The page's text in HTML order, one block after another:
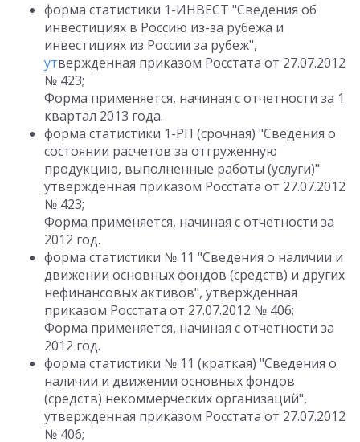
форма статистики 1-ИНВЕСТ "Сведения об
инвестициях в Россию из-за рубежа и
инвестициях из России за рубеж",
утвержденная приказом Росстата от 27.07.2012
№ 423;
Форма применяется, начиная с отчетности за 1
квартал 2013 года.
форма статистики 1-РП (срочная) "Сведения о
состоянии расчетов за отгруженную
продукцию, выполненные работы (услуги)"
утвержденная приказом Росстата от 27.07.2012
№ 423;
Форма применяется, начиная с отчетности за
2012 год.
форма статистики № 11 "Сведения о наличии и
движении основных фондов (средств) и других
нефинансовых активов", утвержденная
приказом Росстата от 27.07.2012 № 406;
Форма применяется, начиная с отчетности за
2012 год.
форма статистики № 11 (краткая) "Сведения о
наличии и движении основных фондов
(средств) некоммерческих организаций",
утвержденная приказом Росстата от 27.07.2012
№ 406;